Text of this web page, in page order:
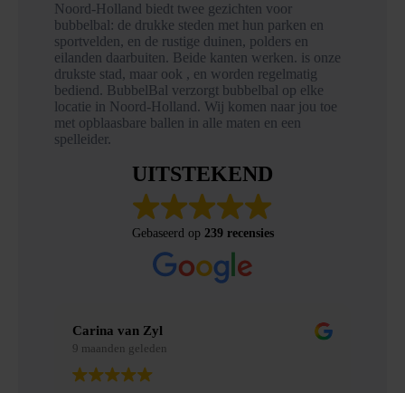
Noord-Holland biedt twee gezichten voor
bubbelbal: de drukke steden met hun parken en
sportvelden, en de rustige duinen, polders en
eilanden daarbuiten. Beide kanten werken. is onze
drukste stad, maar ook , en worden regelmatig
bediend. BubbelBal verzorgt bubbelbal op elke
locatie in Noord-Holland. Wij komen naar jou toe
met opblaasbare ballen in alle maten en een
spelleider.
UITSTEKEND
Gebaseerd op 239 recensies
Carina van Zyl
9 maanden geleden